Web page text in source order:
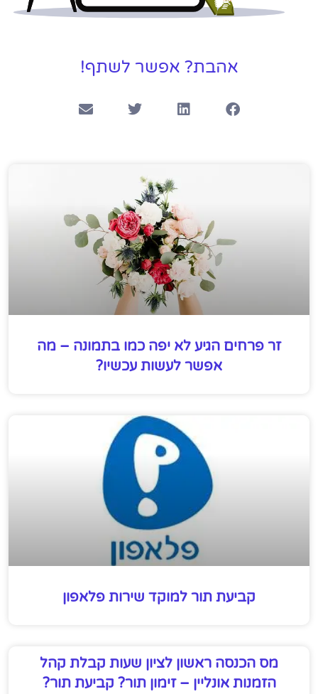
אהבת? אפשר לשתף!
זר פרחים הגיע לא יפה כמו בתמונה – מה
אפשר לעשות עכשיו?
קביעת תור למוקד שירות פלאפון
מס הכנסה ראשון לציון שעות קבלת קהל
הזמנות אונליין – זימון תור? קביעת תור?